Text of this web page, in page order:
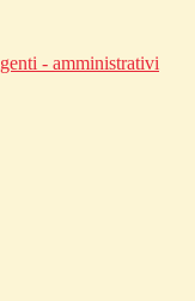
- amministrativi